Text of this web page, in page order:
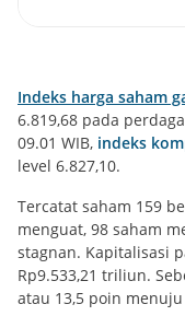
Indeks harga saham
6.819,68 pada
09.01 WIB, indeks
level 6.827,10.
Tercatat saham 159
menguat, 98 saham
stagnan. Kapitalisasi
Rp9.533,21 triliun.
atau 13,5 poin menuju